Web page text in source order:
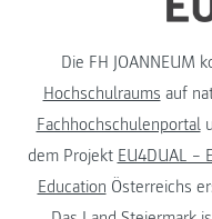
Die FH JOANNEUM
Hochschulraums auf
Fachhochschulenportal
dem Projekt EU4DUAL –
Education Österreichs